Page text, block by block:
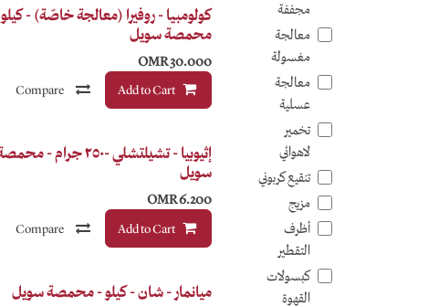
مجففة
معالجة
مغسولة
معالجة
عسلية
تخمير
لاهوائي
تنقيع كربوني
مزيج
أظرف
التقطير
كبسولات
القهوة
Anaerobic
كولومبيا - روفيرا (معالجة خاصّة) -
محمصة سويل
30.000
Add to Cart
Compare
إثيوبيا - تشيلتشلي -٢٥٠ جرام -
سويل
6.200
OMR
Add to Cart
Compare
ميانمار - شان - كيلو - محمصة سويل